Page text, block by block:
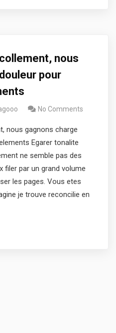
nous
pour
No Comments
nous gagnons charge
Egarer tonalite
ne semble pas des
filer par un grand volume
les pages. Vous etes
je trouve reconcilie en